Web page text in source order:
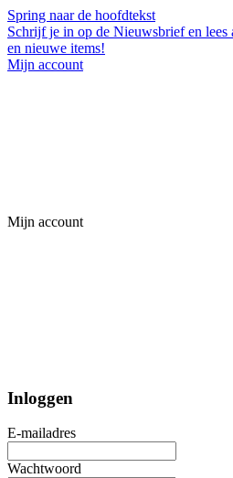
Spring naar de hoofdtekst
Schrijf je in op de Nieuwsbrief en lees
en nieuwe items!
Mijn account
Mijn account
Inloggen
E-mailadres
Wachtwoord